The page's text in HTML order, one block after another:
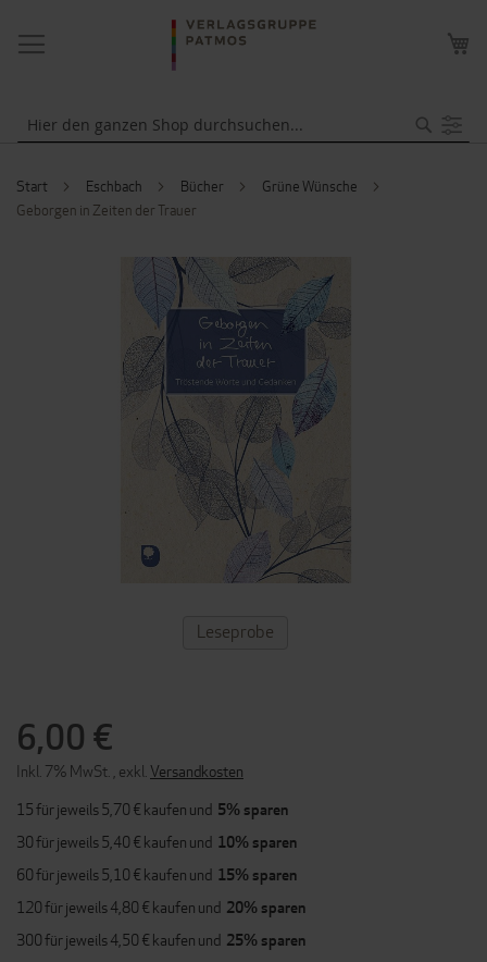
NAVIGATION
UMSCHALTEN
Start Eschbach Bücher
Grüne Wünsche
Geborgen in Zeiten der Trauer
6,00 €
Inkl. 7% MwSt. exkl. Versandkosten
15 für jeweils 5,70 € kaufen und 5% sparen
30 für jeweils 5,40 € kaufen und 10% sparen
60 für jeweils 5,10 € kaufen und 15% sparen
120 für jeweils4,80 € kaufen und 20% sparen
300 für jeweils4,50 € kaufen und 25% sparen
ZUM
ENDE
DER
BILDERGALERIE
SPRINGEN
ZUM
ANFANG
Leseprobe